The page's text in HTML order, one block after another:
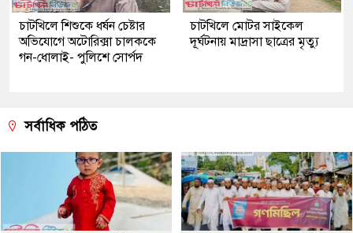
চাটখিলে শিশুকে ধর্ষন চেষ্টার
অভিযোগে অটোরিক্সা চালককে
গন-ধোলাই- পুলিশে সোর্পদ
চাটখিলে মোটর সাইকেল
দূর্ঘটনায় মাদ্রাসা ছাত্রের মৃত্যু
সর্বাধিক পঠিত